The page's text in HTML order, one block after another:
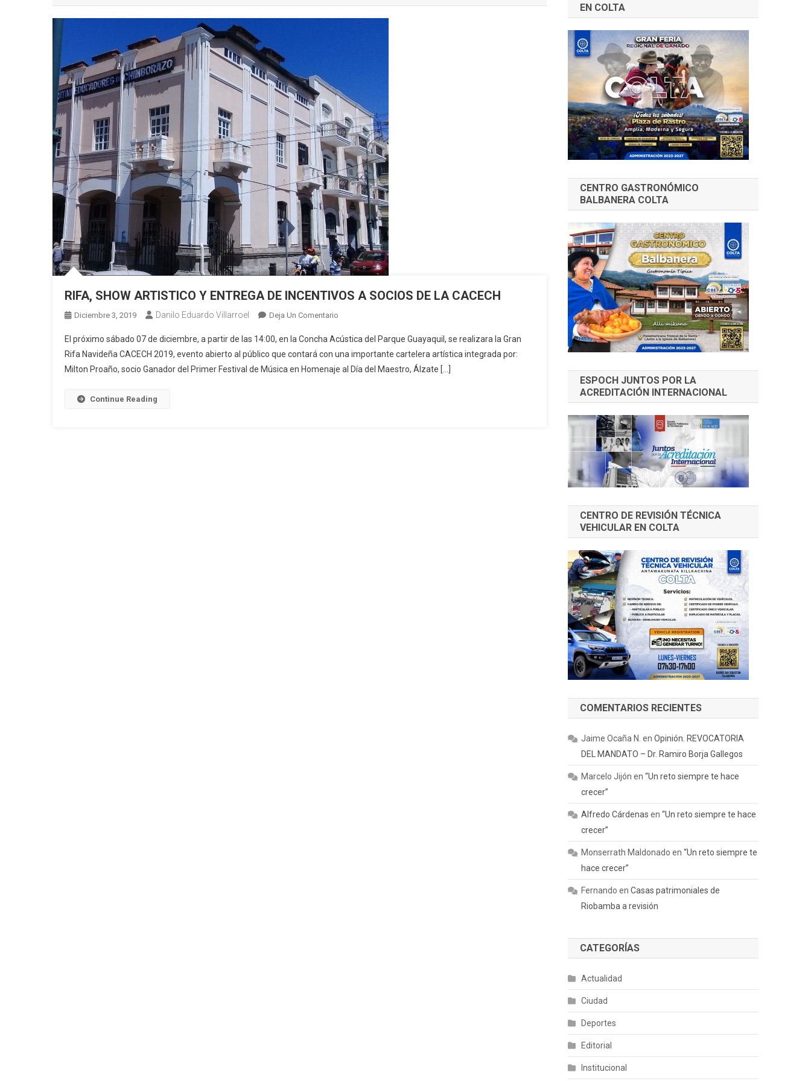
RIFA, SHOW ARTISTICO Y ENTREGA DE INCENTIVOS A SOCIOS DE LA CACECH
Diciembre 3, 2019 Danilo Eduardo Villarroel Deja Un Comentario
SHOW
ARTISTICO
Y
El próximo sábado 07 de diciembre, a partir de las 14:00, en la Concha Acústica del Parque Guayaquil, se realizara la Gran
Rifa Navideña CACECH 2019, evento abierto al público que contará con una importante cartelera artística integrada por:
Milton Proaño, socio Ganador del Primer Festival de Música en Homenaje al Día del Maestro, Álzate […]
Continue Reading
EN COLTA
CENTRO GASTRONÓMICO
BALBANERA COLTA
ESPOCH JUNTOS POR LA
ACREDITACIÓN INTERNACIONAL
CENTRO DE REVISIÓN TÉCNICA
VEHICULAR EN COLTA
COMENTARIOS RECIENTES
Jaime Ocaña N. enOpinión. REVOCATORIA
DEL MANDATO – Dr. Ramiro Borja Gallegos
Marcelo Jijón en“Un reto siempre te hace
crecer”
Alfredo Cárdenas en“Un reto siempre te hace
crecer”
Monserrath Maldonado en“Un reto siempre te
hace crecer”
Fernando enCasas patrimoniales de
Riobamba a revisión
CATEGORÍAS
Actualidad
Ciudad
Deportes
Editorial
Institucional